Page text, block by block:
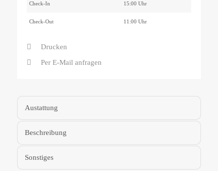
Check-In 15:00 Uhr
Check-Out 11:00 Uhr
Drucken
Per E-Mail anfragen
Austattung
Beschreibung
Sonstiges